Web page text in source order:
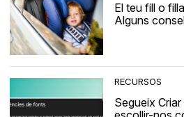
El teu fill o
Alguns
RECURSOS
Segueix